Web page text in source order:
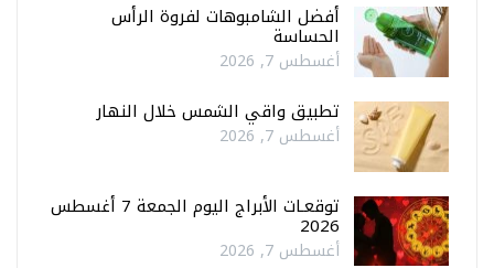
أفضل الشامبوهات لفروة الرأس
الحساسة
أغسطس 7, 2026
تطبيق واقي الشمس خلال النهار
أغسطس 7, 2026
توقعـات الأبراج اليوم الجمعة 7 أغسطس
2026
أغسطس 7, 2026